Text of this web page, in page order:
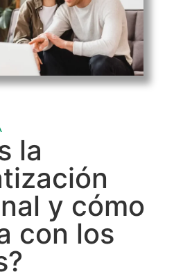
la
y cómo
con los